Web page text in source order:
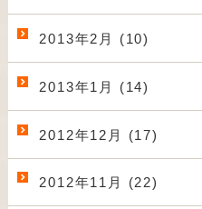
2013年2月 (10)
2013年1月 (14)
2012年12月 (17)
2012年11月 (22)